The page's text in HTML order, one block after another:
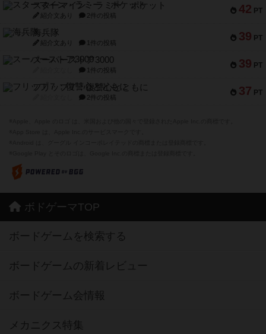
42 PT
スターマイン・ラミー ポケット
紹介文あり 2件の投稿
39 PT
海兵隊
紹介文あり 1件の投稿
39 PT
スーパーストア3000
1件の投稿
37 PT
フリップ７：復讐心とともに
2件の投稿
ボドゲーマTOP
ボードゲームを検索する
ボードゲームの新着レビュー
ボードゲーム会情報
メカニクス特集